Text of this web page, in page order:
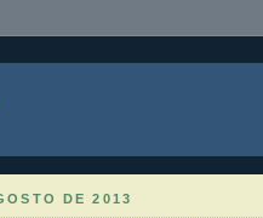
DE 2013